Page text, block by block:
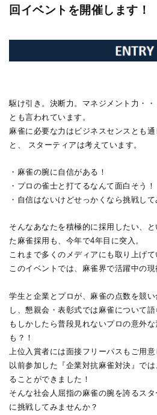
回イベントを開催します！
駆け引き。決断力。マネジメント力・・
とも言われています。
麻雀に必要な力はビジネスセンスとも
と、 スターティアは考えています。
・麻雀の腕に自信がある！
・プロの雀士と打てるなんて面白そう！
・自信はないけどせっかくなら挑戦して
そ んなあなたを積極的に採用したい、
た麻雀採用も、今年で4年目に突入。
これまで多くのメディアにも取り上げて
このイベントでは、麻雀界で活躍中の
学生と企業とプロが、麻雀の点数を競
し、懇親会・表彰式では麻雀について語
もしかしたら普段見れないプロの意外
も？！
上位入賞者には面接フリーパスもご用意
以前参加した『企業対抗麻雀対決』では
ることができました！
そんな社会人屈指の麻雀の腕を誇るス
に挑戦してみませんか？